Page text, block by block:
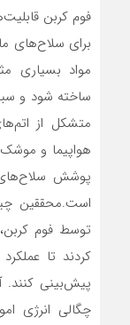
فوم کربن
برای سلاح‌های
مواد بسیاری
ساخته شود و
متشکل از
هواپیما و
پوشش سلاح‌های
است.محققین
توسط فوم
کردند تا
پیش‌بینی کنند.
چگالی انرژی